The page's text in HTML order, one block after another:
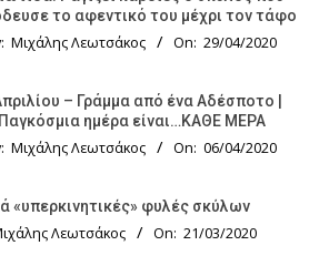
το αφεντικό του μέχρι τον τάφο
Μιχάλης Λεωτσάκος On: 29/04/2020
– Γράμμα από ένα Αδέσποτο |
Παγκόσμια ημέρα είναι…ΚΑΘΕ ΜΕΡΑ
Μιχάλης Λεωτσάκος On: 06/04/2020
«υπερκινητικές» φυλές σκύλων
Λεωτσάκος On: 21/03/2020